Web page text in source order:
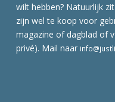
wilt hebben? Natuurlijk
zijn wel te koop voor
magazine of dagblad of
privé). Mail naar